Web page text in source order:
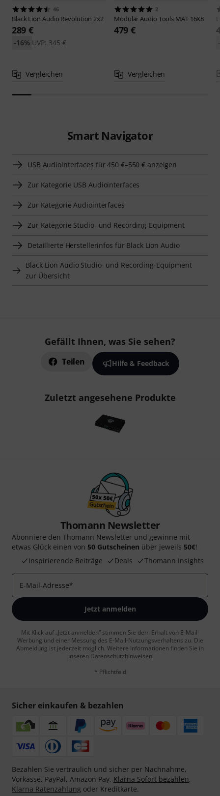
46
Black Lion Audio Revolution 2x2
289 €
UVP: 345 €
-16%
Vergleichen
2
Modular Audio Tools MAT 16X8
479 €
Vergleichen
Smart Navigator
USB Audiointerfaces für 450 €–550 € anzeigen
Zur Kategorie USB Audiointerfaces
Zur Kategorie Audiointerfaces
Zur Kategorie Studio- und Recording-Equipment
Detaillierte Herstellerinfos für Black Lion Audio
Black Lion Audio Studio- und Recording-Equipment
zur Übersicht
Gefällt Ihnen, was Sie sehen?
Teilen Hilfe & Feedback
Zuletzt angesehene Produkte
Thomann Newsletter
Abonniere den Thomann Newsletter und gewinne mit
etwas Glück einen von 50 Gutscheinen über jeweils 50€!
Inspirierende Beiträge
Deals Thomann Insights
E-Mail-Adresse*
Jetzt anmelden
Mit Klick auf „Jetzt anmelden“ stimmen Sie dem Erhalt von E-Mail-
Werbung und einer Messung des E-Mail-Nutzungsverhaltens zu. Die
Abmeldung ist jederzeit möglich. Weitere Informationen finden Sie in
unseren Datenschutzhinweisen.
* Pflichtfeld
Sicher einkaufen & bezahlen
Bezahlen Sie vertraulich und sicher per Nachnahme,
Vorkasse, PayPal, Amazon Pay, Klarna Sofort bezahlen,
Klarna Ratenzahlung oder Kreditkarte.